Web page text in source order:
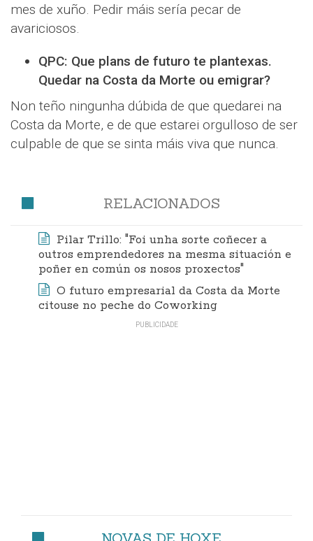
mes de xuño. Pedir máis sería pecar de
avariciosos.
QPC: Que plans de futuro te plantexas.
Quedar na Costa da Morte ou emigrar?
Non teño ningunha dúbida de que quedarei na
Costa da Morte, e de que estarei orgulloso de ser
culpable de que se sinta máis viva que nunca.
RELACIONADOS
Pilar Trillo: "Foi unha sorte coñecer a
outros emprendedores na mesma situación e
poñer en común os nosos proxectos"
O futuro empresarial da Costa da Morte
citouse no peche do Coworking